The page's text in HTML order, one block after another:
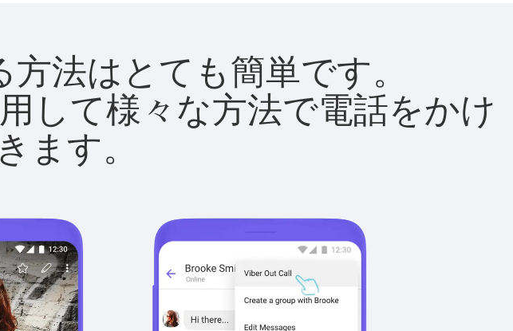
法はとても簡単です。
して様々な方法で電話をかけ
ます。